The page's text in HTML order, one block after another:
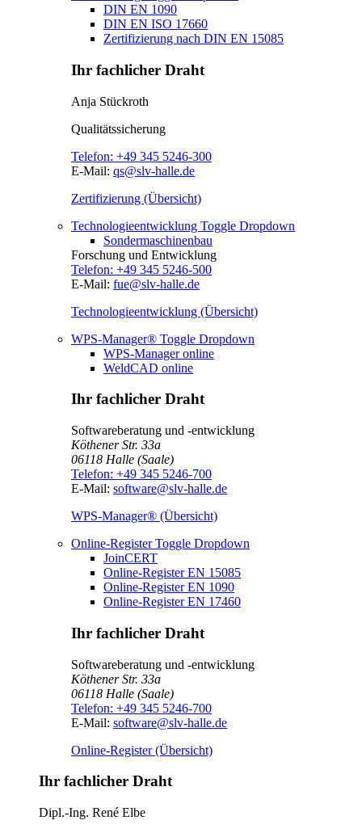
DIN EN 1090
DIN EN ISO 17660
Zertifizierung nach DIN EN 15085
Ihr fachlicher Draht
Anja Stückroth
Qualitätssicherung
Telefon: +49 345 5246-300
E-Mail: qs@slv-halle.de
Zertifizierung (Übersicht)
Technologieentwicklung Toggle Dropdown
Sondermaschinenbau
Forschung und Entwicklung
Telefon: +49 345 5246-500
E-Mail: fue@slv-halle.de
Technologieentwicklung (Übersicht)
WPS-Manager® Toggle Dropdown
WPS-Manager online
WeldCAD online
Ihr fachlicher Draht
Softwareberatung und -entwicklung
Köthener Str. 33a
06118 Halle (Saale)
Telefon: +49 345 5246-700
E-Mail: software@slv-halle.de
WPS-Manager® (Übersicht)
Online-RegisterToggle Dropdown
JoinCERT
Online-Register EN 15085
Online-Register EN 1090
Online-Register EN 17460
Ihr fachlicher Draht
Softwareberatung und -entwicklung
Köthener Str. 33a
06118 Halle (Saale)
Telefon: +49 345 5246-700
E-Mail: software@slv-halle.de
Online-Register (Übersicht)
Ihr fachlicher Draht
Dipl.-Ing. René Elbe